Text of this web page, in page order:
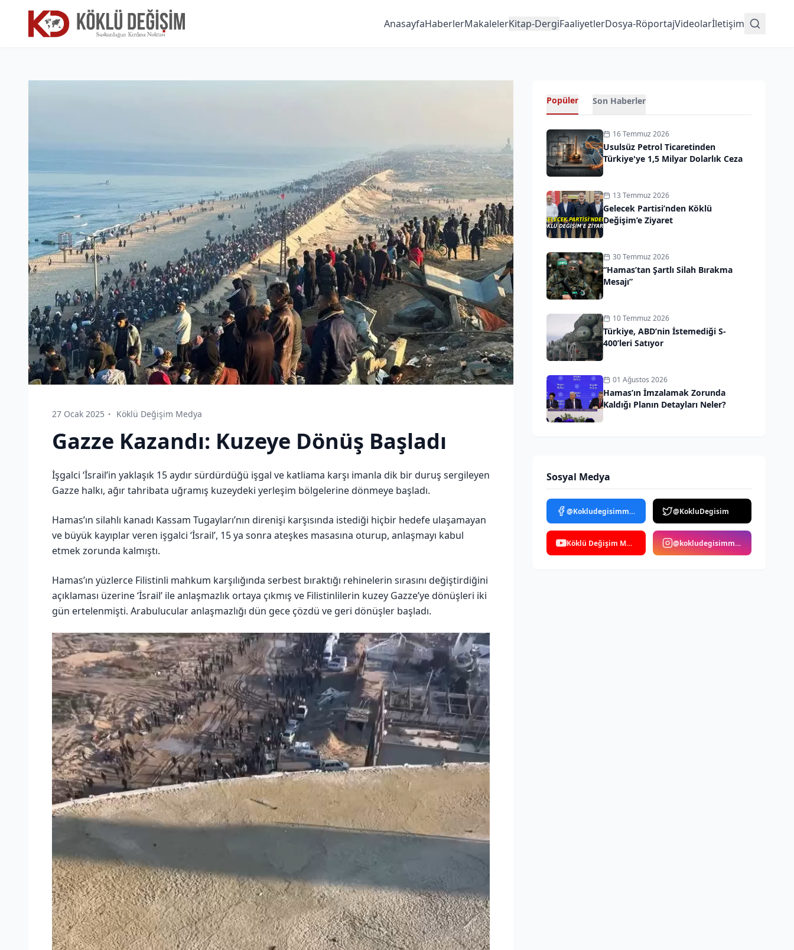
AnasayfaHaberlerMakalelerKitap-DergiFaaliyetlerDosya-RöportajVideolarİletişim
27 Ocak 2025 Köklü Değişim Medya
Gazze Kazandı: Kuzeye Dönüş Başladı
İşgalci ‘İsrail’in yaklaşık 15 aydır sürdürdüğü işgal ve katliama karşı imanla dik bir duruş sergileyen
Gazze halkı, ağır tahribata uğramış kuzeydeki yerleşim bölgelerine dönmeye başladı.
Hamas’ın silahlı kanadı Kassam Tugayları’nın direnişi karşısında istediği hiçbir hedefe ulaşamayan
ve büyük kayıplar veren işgalci ‘İsrail’, 15 ya sonra ateşkes masasına oturup, anlaşmayı kabul
etmek zorunda kalmıştı.
Hamas’ın yüzlerce Filistinli mahkum karşılığında serbest bıraktığı rehinelerin sırasını değiştirdiğini
açıklaması üzerine ‘İsrail’ ile anlaşmazlık ortaya çıkmış ve Filistinlilerin kuzey Gazze’ye dönüşleri iki
gün ertelenmişti. Arabulucular anlaşmazlığı dün gece çözdü ve geri dönüşler başladı.
Popüler Son Haberler
16 Temmuz 2026
Usulsüz Petrol Ticaretinden
Türkiye'ye 1,5 Milyar Dolarlık Ceza
13 Temmuz 2026
Gelecek Partisi’nden Köklü
Değişim’e Ziyaret
30 Temmuz 2026
“Hamas’tan Şartlı Silah Bırakma
Mesajı”
10 Temmuz 2026
Türkiye, ABD’nin İstemediği S-
400’leri Satıyor
01 Ağustos 2026
Hamas’ın İmzalamak Zorunda
Kaldığı Planın Detayları Neler?
Sosyal Medya
@Kokludegisimmedya @KokluDegisim
Köklü Değişim Medya @kokludegisimmedya